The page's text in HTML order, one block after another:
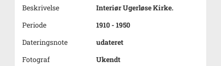
Beskrivelse
Interiør Ugerløse Kirke.
Periode
1910 - 1950
Dateringsnote
udateret
Fotograf
Ukendt